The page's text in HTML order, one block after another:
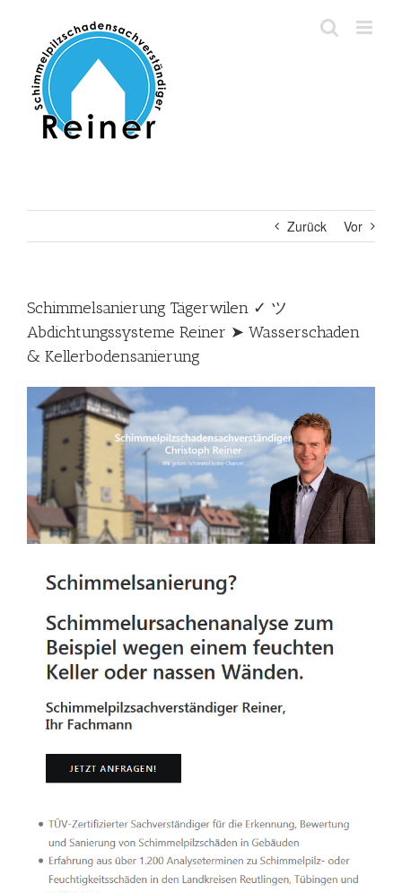
springen
Zurück Vor
Schimmelsanierung Tägerwilen ✓ ツ
Abdichtungssysteme Reiner ➤ Wasserschaden
& Kellerbodensanierung